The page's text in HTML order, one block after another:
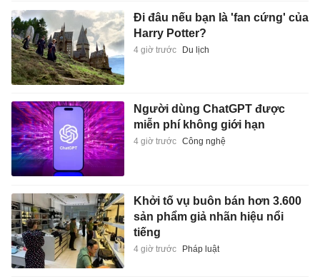
Đi đâu nếu bạn là 'fan cứng' của
Harry Potter?
4 giờ trước Du lịch
Người dùng ChatGPT được
miễn phí không giới hạn
4 giờ trước Công nghệ
Khởi tố vụ buôn bán hơn 3.600
sản phẩm giả nhãn hiệu nổi
tiếng
4 giờ trước Pháp luật